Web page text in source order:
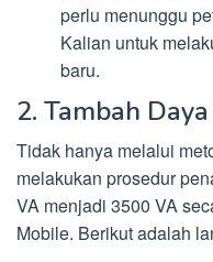
perlu menunggu
Kalian untuk
baru.
2. Tambah
Tidak hanya melalui
melakukan prosedur
VA menjadi 3500 VA
Mobile. Berikut adalah